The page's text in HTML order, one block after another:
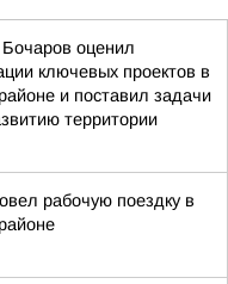
оценил
ключевых проектов в
и поставил задачи
территории
рабочую поездку в